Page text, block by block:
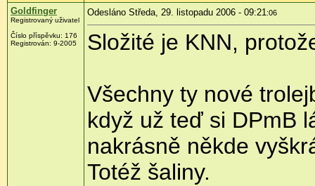
Goldfinger
Registrovaný uživatel
Číslo příspěvku: 176
Registrován: 9-2005
Odesláno Středa, 29. listopadu 2006 - 09:21:06
Složité je KNN,
Všechny ty nové
když už teď si DPmB
nakrásně někde
Totéž šaliny.